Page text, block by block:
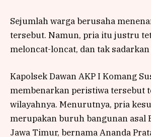
Sejumlah warga berusaha
tersebut. Namun, pria itu justru
meloncat-loncat, dan tak
Kapolsek Dawan AKP I Komang
membenarkan peristiwa tersebut
wilayahnya. Menurutnya, pria
merupakan buruh bangunan asal
Jawa Timur, bernama Ananda